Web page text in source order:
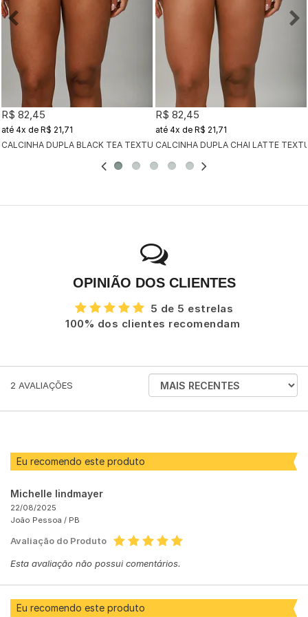
CALCINHA DUPLA BLACK TEA TEXTURIZADO
R$ 82,45
4x de R$ 21,71
CALCINHA DUPLA CHAI LATTE
R$ 82,45
4x de R$ 21,71
OPINIÃO DOS CLIENTES
5 de 5 estrelas
100% dos clientes recomendam
2 AVALIAÇÕES
ORDENAR
AVALIAÇÕES
Eu recomendo este produto
Michelle lindmayer
22/08/2025
João Pessoa / PB
Avaliação do Produto
Esta avaliação não possui comentários.
Eu recomendo este produto